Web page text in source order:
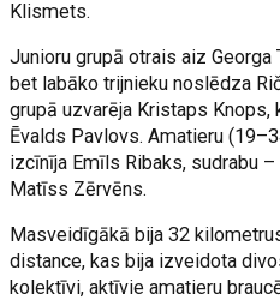
Klismets.
Junioru grupā otrais aiz Georga
bet labāko trijnieku noslēdza
grupā uzvarēja Kristaps
Ēvalds Pavlovs. Amatieru
izcīnīja Emīls Ribaks, sudrabu
Matīss Zērvēns.
Masveidīgākā bija 32
distance, kas bija izveidota
kolektīvi, aktīvie amatieru